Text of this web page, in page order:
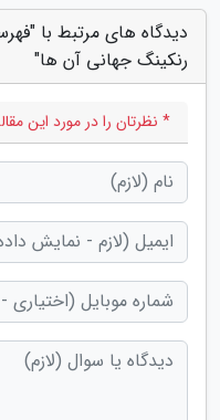
دیدگاه های مرتبط با
رنکینگ جهانی آن ها"
* نظرتان را در مورد این